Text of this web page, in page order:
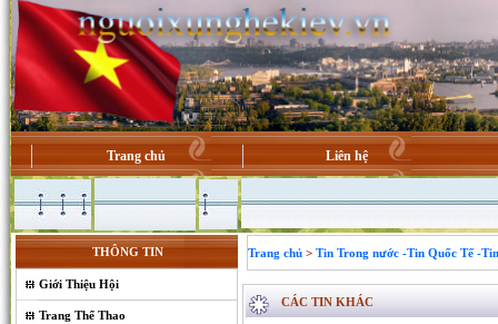
Trang chủ Liên hệ
THÔNG TIN
Giới Thiệu Hội
Trang Thể Thao
Trang chủ > Tin Trong nước -Tin Quốc Tế -
CÁC TIN KHÁC